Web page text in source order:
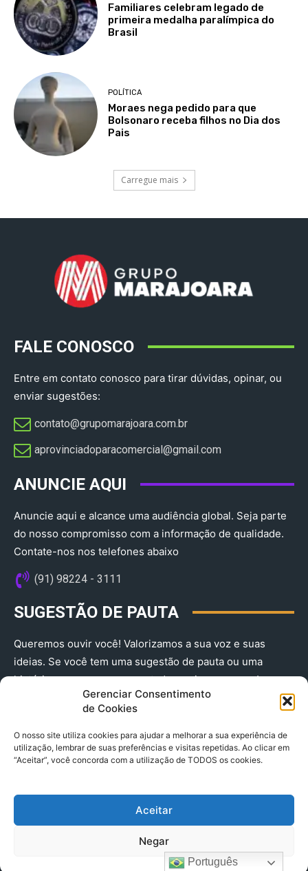
Gerenciar Consentimento
de Cookies
O nosso site utiliza cookies para ajudar a melhorar a sua experiência de
utilização, lembrar de suas preferências e visitas repetidas. Ao clicar em
“Aceitar”, você concorda com a utilização de TODOS os cookies.
Aceitar
Negar
Familiares celebram legado de
primeira medalha paralímpica do
Brasil
POLÍTICA
Moraes nega pedido para que
Bolsonaro receba filhos no Dia dos
Pais
Carregue mais
FALE CONOSCO
Entre em contato conosco para tirar dúvidas, opinar, ou
enviar sugestões:
contato@grupomarajoara.com.br
aprovinciadoparacomercial@gmail.com​
ANUNCIE AQUI
Anuncie aqui e alcance uma audiência global. Seja parte
do nosso compromisso com a informação de qualidade.
Contate-nos nos telefones abaixo
(91) 98224 - 3111
SUGESTÃO DE PAUTA
Queremos ouvir você! Valorizamos a sua voz e suas
ideias. Se você tem uma sugestão de pauta ou uma
história que merece ser contada, envie-nos agora!
(91) 98224 - 3111
© 2025 A Província do Pará CNPJ: 04.901.141/0001-36 End .
Trav. Quintino Bocaiuva 2301, Ed. Rogério Fernandez – Sala
2701- Cremação – CEP 66045.315
Português